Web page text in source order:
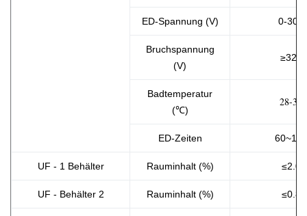
ED-Spannung (V) 0-300
Bruchspannung
(V)
≥320
Badtemperatur
(℃)
28-35
ED-Zeiten 60~180
UF - 1 Behälter Rauminhalt (%) ≤2.0
UF - Behälter 2 Rauminhalt (%) ≤0.8